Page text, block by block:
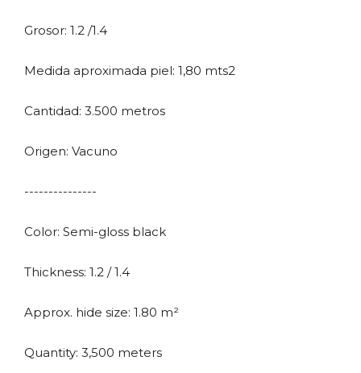
Grosor: 1.2 /1.4
Medida aproximada piel: 1,80 mts2
Cantidad: 3.500 metros
Origen: Vacuno
---------------
Color: Semi-gloss black
Thickness: 1.2 / 1.4
Approx. hide size: 1.80 m²
Quantity: 3,500 meters